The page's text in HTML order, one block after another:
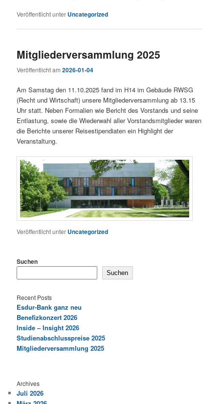
Veröffentlicht unter Uncategorized
Mitgliederversammlung 2025
Veröffentlicht am2026-01-04
Am Samstag den 11.10.2025 fand im H14 im Gebäude RWSG
(Recht und Wirtschaft) unsere Mitgliederversammlung ab 13.15
Uhr statt. Neben Formalien wie Bericht des Vorstands und seine
Entlastung, sowie die Wiederwahl aller Vorstandsmitglieder waren
die Berichte unserer Reisestipendiaten ein Highlight der
Veranstaltung.
Veröffentlicht unter Uncategorized
Suchen
Suchen
Recent Posts
Esdur-Bank ganz neu
Benefizkonzert 2026
Inside – Insight 2026
Studienabschlusspreise 2025
Mitgliederversammlung 2025
Archives
Juli 2026